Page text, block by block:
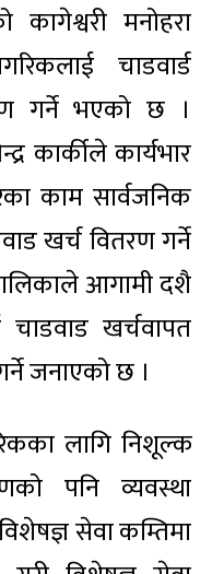
कागेश्वरी मनोहरा
चाडवार्ड
गर्ने भएको छ ।
कार्कीले कार्यभार
काम सार्वजनिक
खर्च वितरण गर्ने
आगामी दशै
चाडवाड खर्चवापत
जनाएको छ ।
लागि निशूल्क
पनि व्यवस्था
सेवा कम्तिमा